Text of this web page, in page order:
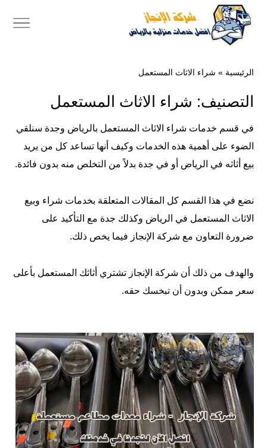
الرئيسية » شراء الاثاث المستعمل
التصنيف: شراء الاثاث المستعمل
في قسم خدمات شراء الاثاث المستعمل بالرياض وجدة سنلقي
الضوء على أهمية هذه الخدمات وكيف أنها تساعد كل من يريد
بيع أثاثه في الرياض أو في جدة بدلاً من التخلص منه بدون فائدة.
نضع في هذا القسم كل المقالات المتعلقة بخدمات شراء وبيع
الاثاث المستعمل في الرياض وكذلك جدة مع التأكيد على
ضرورة التعاون مع شركة الإنجاز فيما يخص ذلك.
والهدف من ذلك أن شركة الإنجاز تشتري أثاثك المستعمل بأعلى
سعر ممكن وبدون أن تبخسك حقه.